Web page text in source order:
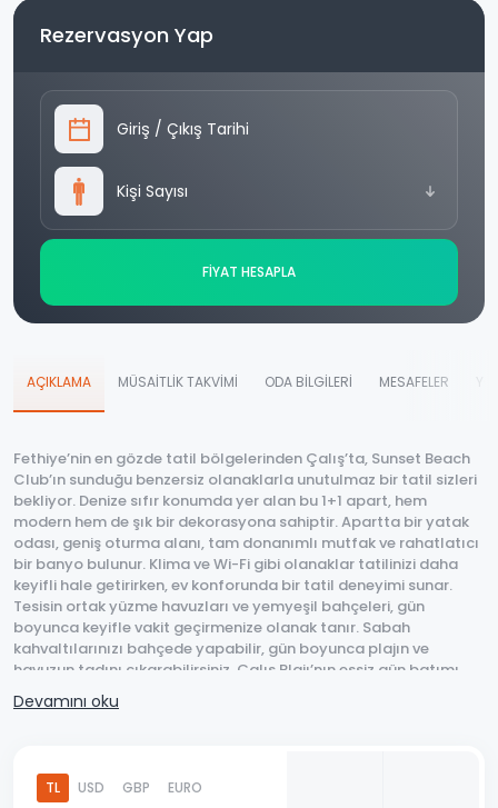
Rezervasyon Yap
Giriş / Çıkış Tarihi
Kişi Sayısı
FİYAT HESAPLA
AÇIKLAMA MÜSAİTLİK TAKVİMİ ODA BİLGİLERİ MESAFELER
Fethiye’nin en gözde tatil bölgelerinden Çalış’ta, Sunset Beach
Club’ın sunduğu benzersiz olanaklarla unutulmaz bir tatil sizleri
bekliyor. Denize sıfır konumda yer alan bu 1+1 apart, hem
modern hem de şık bir dekorasyona sahiptir. Apartta bir yatak
odası, geniş oturma alanı, tam donanımlı mutfak ve rahatlatıcı
bir banyo bulunur. Klima ve Wi-Fi gibi olanaklar tatilinizi daha
keyifli hale getirirken, ev konforunda bir tatil deneyimi sunar.
Tesisin ortak yüzme havuzları ve yemyeşil bahçeleri, gün
boyunca keyifle vakit geçirmenize olanak tanır. Sabah
kahvaltılarınızı bahçede yapabilir, gün boyunca plajın ve
havuzun tadını çıkarabilirsiniz. Çalış Plajı’nın eşsiz gün batımı
manzarası, tatilinizi unutulmaz kılacak anlar yaşatır. Çevrede
bulunan restoranlar ve kafelerde farklı lezzetler deneyebilir, plaj
çiftler için uygun olan bu konforlu apartta huzur dolu bir tatil
için hemen rezervasyon yapabilirsiniz.
Devamını oku
TL USD GBP EURO